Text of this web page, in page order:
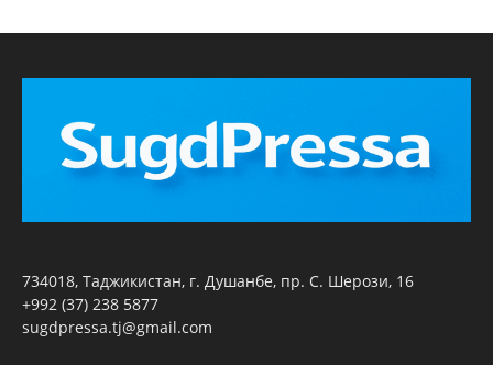
734018, Таджикистан, г. Душанбе, пр. С. Шерози, 16
+992 (37) 238 5877
sugdpressa.tj@gmail.com